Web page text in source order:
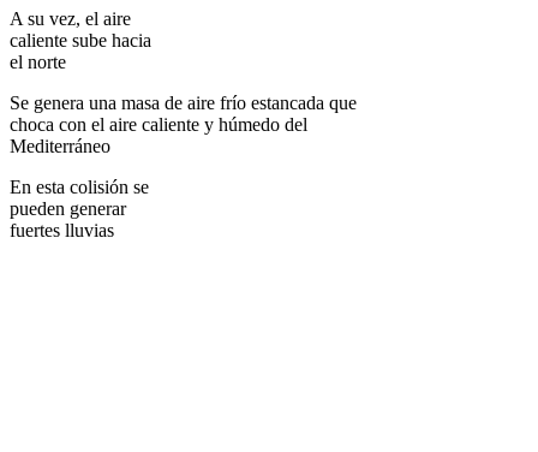
A su vez, el aire
caliente sube hacia
el norte
Se genera una masa de aire frío estancada que
choca con el aire caliente y húmedo del
Mediterráneo
En esta colisión se
pueden generar
fuertes lluvias